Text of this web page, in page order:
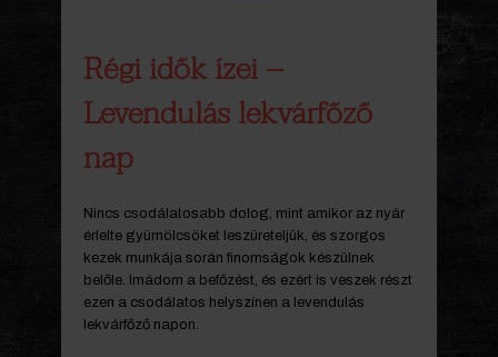
Régi idők ízei –
Levendulás lekvárfőző
nap
Nincs csodálatosabb dolog, mint amikor az nyár
érlelte gyümölcsöket leszüreteljük, és szorgos
kezek munkája során finomságok készülnek
belőle. Imádom a befőzést, és ezért is veszek részt
ezen a csodálatos helyszínen a levendulás
lekvárfőző napon.